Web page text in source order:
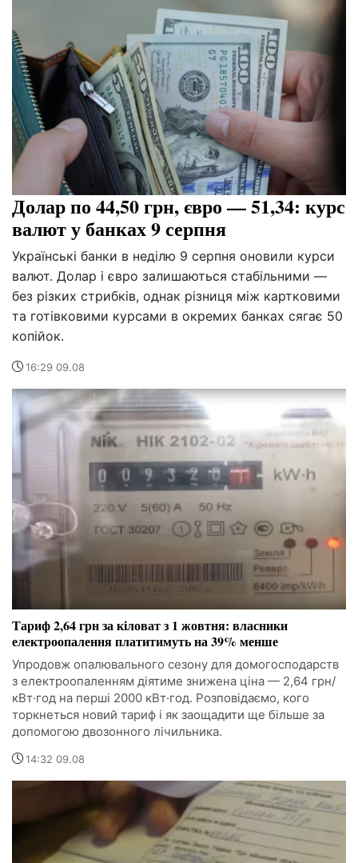
Долар по 44,50 грн, євро — 51,34: курс
валют у банках 9 серпня
Українські банки в неділю 9 серпня оновили курси
валют. Долар і євро залишаються стабільними —
без різких стрибків, однак різниця між картковими
та готівковими курсами в окремих банках сягає 50
копійок.
16:29 09.08
Тариф 2,64 грн за кіловат з 1 жовтня: власники
електроопалення платитимуть на 39% менше
Упродовж опалювального сезону для домогосподарств
з електроопаленням діятиме знижена ціна — 2,64 грн/
кВт·год на перші 2000 кВт·год. Розповідаємо, кого
торкнеться новий тариф і як заощадити ще більше за
допомогою двозонного лічильника.
14:32 09.08